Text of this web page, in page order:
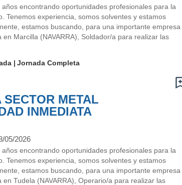
años encontrando oportunidades profesionales para la
Tenemos experiencia, somos solventes y estamos
estamos buscando, para una importante empresa
Marcilla (NAVARRA), Soldador/a para realizar las
Jornada Completa
SECTOR METAL
INMEDIATA
05/2026
años encontrando oportunidades profesionales para la
Tenemos experiencia, somos solventes y estamos
estamos buscando, para una importante empresa
Tudela (NAVARRA), Operario/a para realizar las